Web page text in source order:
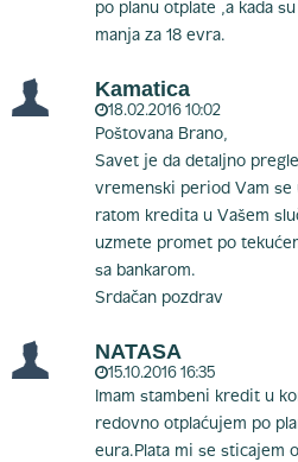
po planu otplate ,a kada
manja za 18 evra.
Kamatica
18.02.2016 10:02
Poštovana Brano,
Savet je da detaljno
vremenski period Vam se
ratom kredita u Vašem
uzmete promet po
sa bankarom.
Srdačan pozdrav
NATASA
15.10.2016 16:35
Imam stambeni kredit u
redovno otplaćujem po
eura.Plata mi se sticajem